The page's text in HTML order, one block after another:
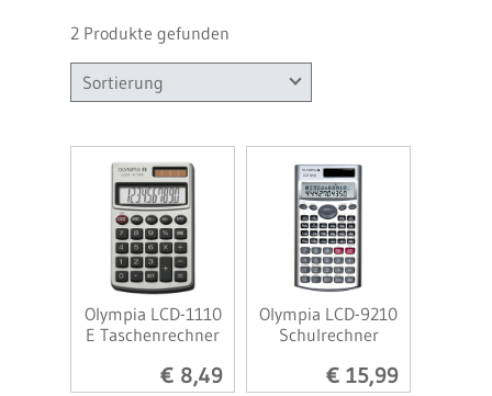
2 Produkte gefunden
Sortierung
Olympia LCD-1110
E Taschenrechner
€ 8,49
Olympia LCD-9210
Schulrechner
€ 15,99